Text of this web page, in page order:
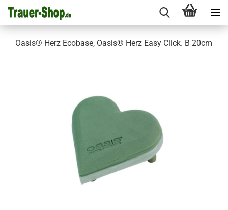
Oasis® Herz Ecobase, Oasis® Herz Easy Click. B 20cm